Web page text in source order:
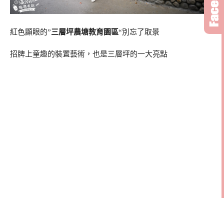
紅色顯眼的”三層坪農塘教育園區“別忘了取景
招牌上童趣的裝置藝術，也是三層坪的一大亮點